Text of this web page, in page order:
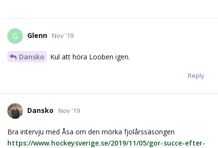
G Glenn Nov '19
Dansko Kul att höra Looben igen.
Reply
Dansko Nov '19
Bra intervju med Åsa om den mörka fjolårssäsongen
https://www.hockeysverige.se/2019/11/05/gor-succe-efter-